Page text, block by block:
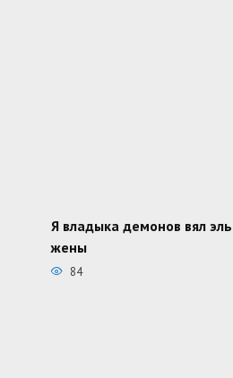
Я владыка демонов вял
жены
84